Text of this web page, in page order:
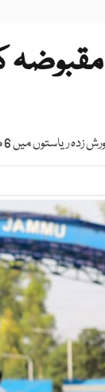
6 مئی 2023 سے شروع ہو نگی